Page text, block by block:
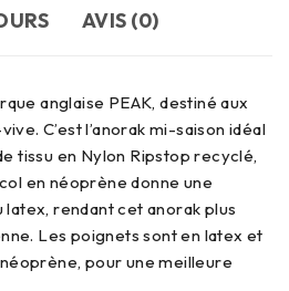
AVIS (0)
anglaise PEAK, destiné aux
C’est l’anorak mi-saison idéal
tissu en Nylon Ripstop recyclé,
en néoprène donne une
rendant cet anorak plus
Les poignets sont en latex et
pour une meilleure